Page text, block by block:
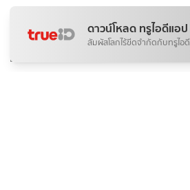
ภาพโดยผู้เขียน ดาวน์โหลด ทรูไอดีแอป
สัมผัสโลกไร้ขีดจำกัดกับทรูไอดี